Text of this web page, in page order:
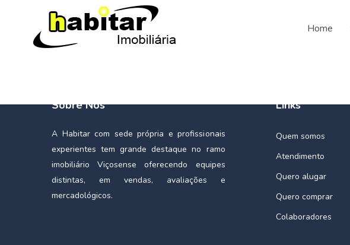
Home
Sobre Nós
A Habitar com sede própria e profissionais
experientes tem grande destaque no ramo
imobiliário Viçosense oferecendo equipes
distintas, em vendas, avaliações e
mercadológicos.
Links
Quem somos
Atendimento
Quero alugar
Quero comprar
Colaboradores